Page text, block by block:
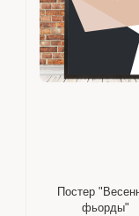
Постер
фьорды"